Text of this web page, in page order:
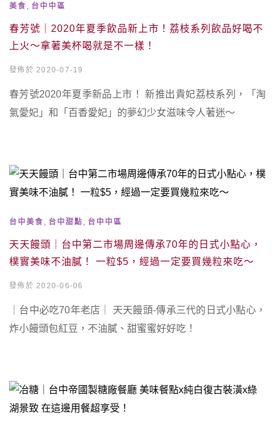
美食 台中中區
春芳號｜2020年夏季飲品新上市！荔枝系列飲品好喝不
上火～拿著美杯喝就是不一樣！
發佈於 2020-07-19
春芳號2020年夏季新品上市！ 新推出貴妃荔枝系列，「淘
氣愛妃」和「百香愛妃」的夢幻少女滋味令人著迷～
台中美食 台中甜點 台中中區
天天饅頭｜台中第二市場周邊傳承70年的日式小點心，
樸實美味不油膩！ 一粒$5，經過一定要買幾粒來吃～
發佈於 2020-06-06
｜台中必吃70年老店｜ 天天饅頭-傳承三代的日式小點心，
炸小饅頭包紅豆，不油膩、甜蜜蜜好好吃！